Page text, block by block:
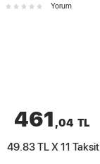
Yorum
461 ,04 TL
49.83 TL X 11 Taksit